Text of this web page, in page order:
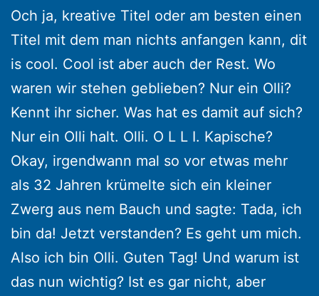
Och ja, kreative Titel oder am besten einen
Titel mit dem man nichts anfangen kann, dit
is cool. Cool ist aber auch der Rest. Wo
waren wir stehen geblieben? Nur ein Olli?
Kennt ihr sicher. Was hat es damit auf sich?
Nur ein Olli halt. Olli. O L L I. Kapische?
Okay, irgendwann mal so vor etwas mehr
als 32 Jahren krümelte sich ein kleiner
Zwerg aus nem Bauch und sagte: Tada, ich
bin da! Jetzt verstanden? Es geht um mich.
Also ich bin Olli. Guten Tag! Und warum ist
das nun wichtig? Ist es gar nicht, aber